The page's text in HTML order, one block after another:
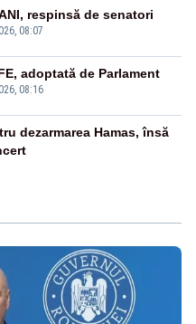
08:07
respinsă de senatori
08:16
adoptată de Parlament
dezarmarea Hamas, însă